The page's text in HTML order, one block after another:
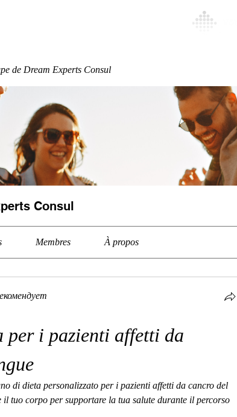
de Dream Experts Consul
Consul
Membres À propos
per i pazienti affetti da
di dieta personalizzato per i pazienti affetti da cancro del
il tuo corpo per supportare la tua salute durante il percorso